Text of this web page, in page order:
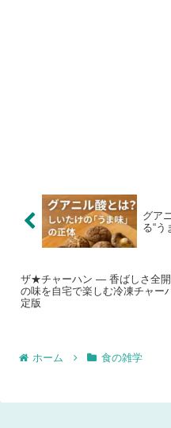
グア
る“う
ザ★チャーハン ― 香ばしさ全開
の味を自宅で楽しむ冷凍チャー
定版
ホーム 食の雑学